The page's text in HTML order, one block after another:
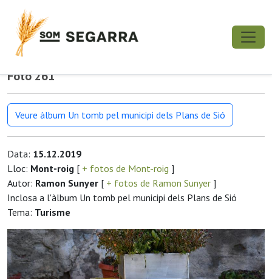
Foto 261
Veure àlbum Un tomb pel municipi dels Plans de Sió
Data: 15.12.2019
Lloc: Mont-roig [ + fotos de Mont-roig ]
Autor: Ramon Sunyer [ + fotos de Ramon Sunyer ]
Inclosa a l'àlbum Un tomb pel municipi dels Plans de Sió
Tema: Turisme